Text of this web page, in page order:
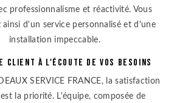
professionnalisme et réactivité. Vous
ainsi d'un service personnalisé et d'une
installation impeccable.
client à l'écoute de vos besoins
SERVICE FRANCE, la satisfaction
la priorité. L'équipe, composée de